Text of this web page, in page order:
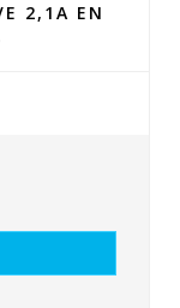
2,1A EN